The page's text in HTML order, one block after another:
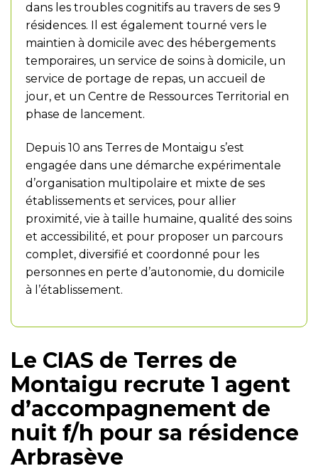
dans les troubles cognitifs au travers de ses 9
résidences. Il est également tourné vers le
maintien à domicile avec des hébergements
temporaires, un service de soins à domicile, un
service de portage de repas, un accueil de
jour, et un Centre de Ressources Territorial en
phase de lancement.
Depuis 10 ans Terres de Montaigu s’est
engagée dans une démarche expérimentale
d’organisation multipolaire et mixte de ses
établissements et services, pour allier
proximité, vie à taille humaine, qualité des soins
et accessibilité, et pour proposer un parcours
complet, diversifié et coordonné pour les
personnes en perte d’autonomie, du domicile
à l’établissement.
Le CIAS de Terres de
Montaigu recrute 1 agent
d’accompagnement de
nuit f/h pour sa résidence
Arbrasève